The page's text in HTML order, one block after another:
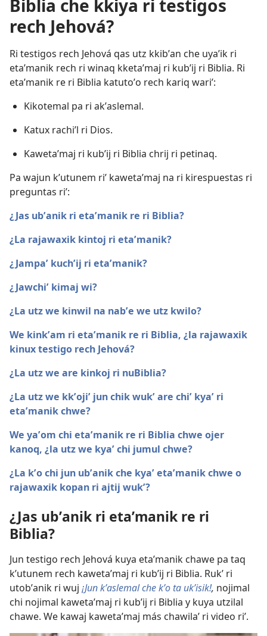
Biblia che kkiya ri testigos
rech Jehová?
Ri testigos rech Jehová qas utz kkibʼan che uyaʼik ri
etaʼmanik rech ri winaq kketaʼmaj ri kubʼij ri Biblia. Ri
etaʼmanik re ri Biblia katutoʼo rech kariq wariʼ:
Kikotemal pa ri akʼaslemal.
Katux rachiʼl ri Dios.
Kawetaʼmaj ri kubʼij ri Biblia chrij ri petinaq.
Pa wajun kʼutunem riʼ kawetaʼmaj na ri kirespuestas ri
preguntas riʼ:
¿Jas ubʼanik ri etaʼmanik re ri Biblia?
¿La rajawaxik kintoj ri etaʼmanik?
¿Jampaʼ kuchʼij ri etaʼmanik?
¿Jawchiʼ kimaj wi?
¿La utz we kinwil na nabʼe we utz kwilo?
We kinkʼam ri etaʼmanik re ri Biblia, ¿la rajawaxik
kinux testigo rech Jehová?
¿La utz we are kinkoj ri nuBiblia?
¿La utz we kkʼojiʼ jun chik wukʼ are chiʼ kyaʼ ri
etaʼmanik chwe?
We yaʼom chi etaʼmanik re ri Biblia chwe ojer
kanoq, ¿la utz we kyaʼ chi jumul chwe?
¿La kʼo chi jun ubʼanik che kyaʼ etaʼmanik chwe o
rajawaxik kopan ri ajtij wukʼ?
¿Jas ubʼanik ri etaʼmanik re ri
Biblia?
Jun testigo rech Jehová kuya etaʼmanik chawe pa taq
kʼutunem rech kawetaʼmaj ri kubʼij ri Biblia. Rukʼ ri
utobʼanik ri wuj ¡Jun kʼaslemal che kʼo ta ukʼisik!, nojimal
chi nojimal kawetaʼmaj ri kubʼij ri Biblia y kuya utzilal
chawe. We kawaj kawetaʼmaj más chawilaʼ ri video riʼ.